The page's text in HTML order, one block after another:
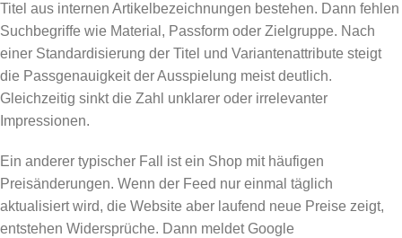
Titel aus internen Artikelbezeichnungen bestehen. Dann fehlen
Suchbegriffe wie Material, Passform oder Zielgruppe. Nach
einer Standardisierung der Titel und Variantenattribute steigt
die Passgenauigkeit der Ausspielung meist deutlich.
Gleichzeitig sinkt die Zahl unklarer oder irrelevanter
Impressionen.
Ein anderer typischer Fall ist ein Shop mit häufigen
Preisänderungen. Wenn der Feed nur einmal täglich
aktualisiert wird, die Website aber laufend neue Preise zeigt,
entstehen Widersprüche. Dann meldet Google